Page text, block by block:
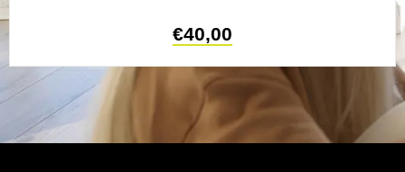
€40,00